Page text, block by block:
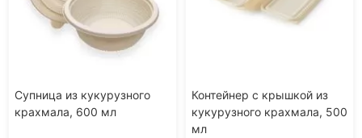
Супница из кукурузного
крахмала, 600 мл
Контейнер с крышкой из
кукурузного крахмала, 500
мл